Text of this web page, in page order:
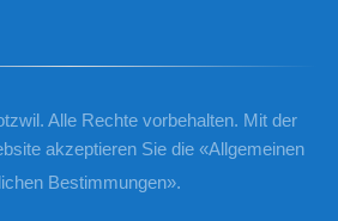
Alle Rechte vorbehalten. Mit der
akzeptieren Sie die «Allgemeinen
Bestimmungen».